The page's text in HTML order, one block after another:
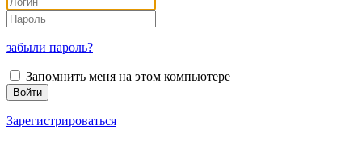
забыли пароль?
Запомнить меня на этом компьютере
Зарегистрироваться